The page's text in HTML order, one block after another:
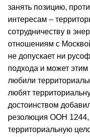
занять позицию,
интересам –
сотрудничеству в
отношениям с
не допускает ни
подхода и может
любили
любят
достоинством
резолюция ООН 1244,
территориальную